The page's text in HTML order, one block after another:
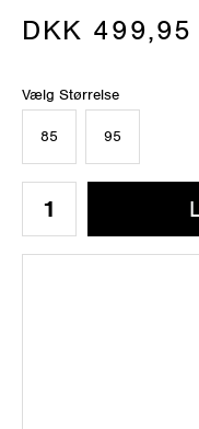
DKK 499,95
Vælg Størrelse
85 95